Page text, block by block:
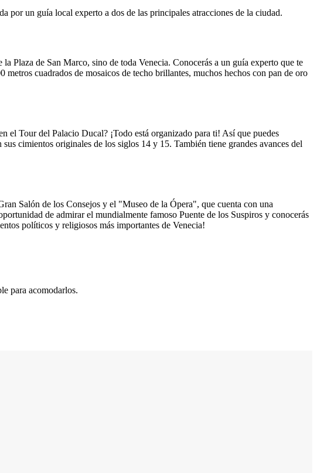
por un guía local experto a dos de las principales atracciones de la ciudad.
Plaza de San Marco, sino de toda Venecia. Conocerás a un guía experto que te
cuadrados de mosaicos de techo brillantes, muchos hechos con pan de oro
el Tour del Palacio Ducal? ¡Todo está organizado para ti! Así que puedes
cimientos originales de los siglos 14 y 15. También tiene grandes avances del
Salón de los Consejos y el "Museo de la Ópera", que cuenta con una
de admirar el mundialmente famoso Puente de los Suspiros y conocerás
políticos y religiosos más importantes de Venecia!
para acomodarlos.